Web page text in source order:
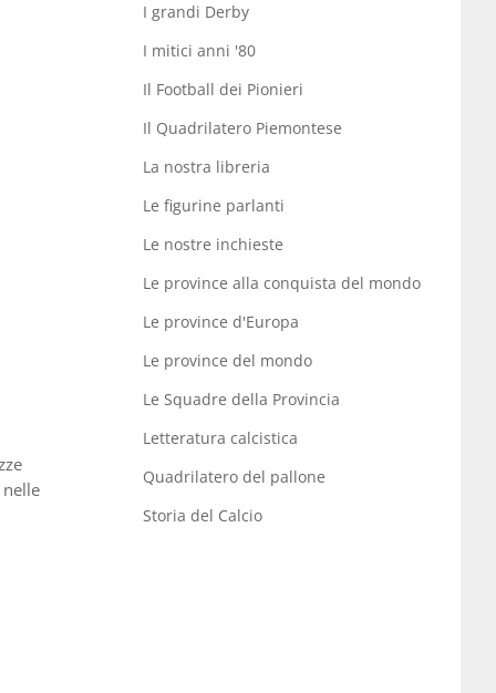
I grandi Derby
I mitici anni '80
Il Football dei Pionieri
Il Quadrilatero Piemontese
La nostra libreria
Le figurine parlanti
Le nostre inchieste
Le province alla conquista del mondo
Le province d'Europa
Le province del mondo
Le Squadre della Provincia
Letteratura calcistica
Quadrilatero del pallone
Storia del Calcio